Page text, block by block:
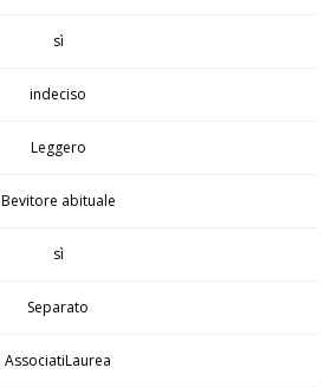
sì
indeciso
Leggero
Bevitore abituale
sì
Separato
AssociatiLaurea